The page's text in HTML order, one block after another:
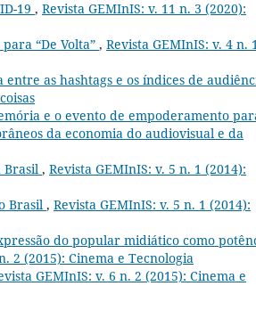
19 , Revista GEMInIS: v. 11 n. 3 (2020):
“De Volta” , Revista GEMInIS: v. 4 n.
entre as hashtags e os índices de
e o evento de empoderamento
da economia do audiovisual e da
Brasil , Revista GEMInIS: v. 5 n. 1 (2014):
Brasil , Revista GEMInIS: v. 5 n. 1 (2014):
do popular midiático como
2 (2015): Cinema e Tecnologia
GEMInIS: v. 6 n. 2 (2015): Cinema e